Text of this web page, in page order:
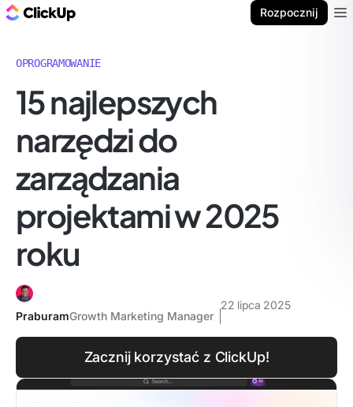
Rozpocznij
OPROGRAMOWANIE
15 najlepszych
narzędzi do
zarządzania
projektami w 2025
roku
PraburamGrowth Marketing Manager
22 lipca 2025
Zacznij korzystać z ClickUp!